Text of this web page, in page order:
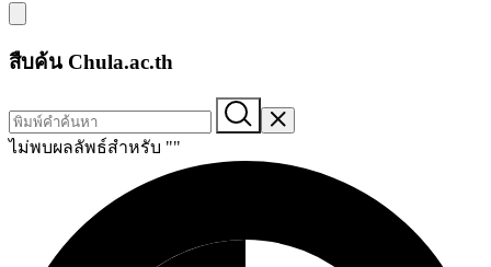
สืบค้น Chula.ac.th
ไม่พบผลลัพธ์สำหรับ ""